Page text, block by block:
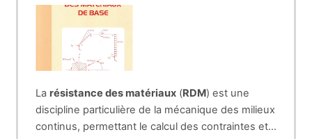
La résistance des matériaux (RDM) est une
discipline particulière de la mécanique des milieux
continus, permettant le calcul des contraintes et